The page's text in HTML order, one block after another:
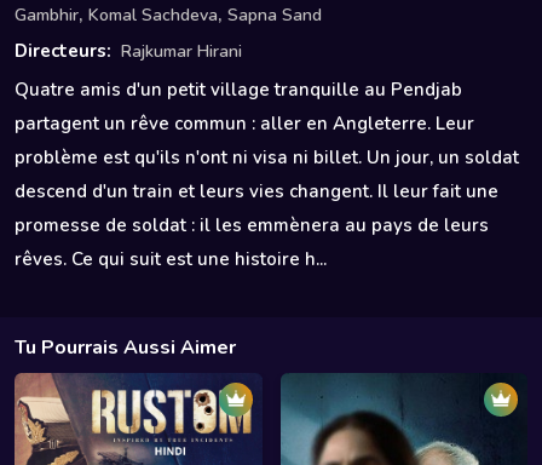
Gambhir, Komal Sachdeva, Sapna Sand
Directeurs: Rajkumar Hirani
Quatre amis d'un petit village tranquille au Pendjab
partagent un rêve commun : aller en Angleterre. Leur
problème est qu'ils n'ont ni visa ni billet. Un jour, un soldat
descend d'un train et leurs vies changent. Il leur fait une
promesse de soldat : il les emmènera au pays de leurs
rêves. Ce qui suit est une histoire h...
Tu Pourrais Aussi Aimer